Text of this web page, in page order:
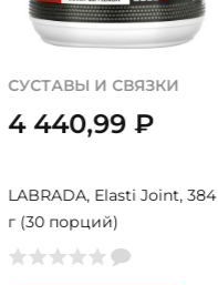
СУСТАВЫ И СВЯЗКИ
4 440,99₽
LABRADA, Elasti Joint, 384
г (30 порций)